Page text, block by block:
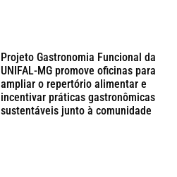
Projeto Gastronomia Funcional da
UNIFAL-MG promove oficinas para
ampliar o repertório alimentar e
incentivar práticas gastronômicas
sustentáveis junto à comunidade